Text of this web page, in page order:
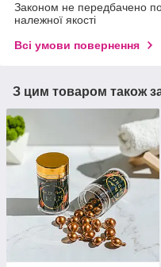
Законом не передбачено
належної якості
Всі умови повернення
З цим товаром також